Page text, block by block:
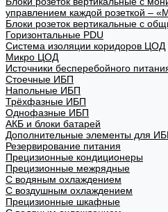
управлением каждой розеткой –
Блоки розеток вертикальные с
Горизонтальные PDU
Система изоляции коридоров ЦОД
Микро ЦОД
Источники бесперебойного
Стоечные ИБП
Напольные ИБП
Трёхфазные ИБП
Однофазные ИБП
АКБ и блоки батарей
Дополнительные элементы для
Резервирование питания
Прецизионные кондиционеры
Прецизионные межрядные
С водяным охлаждением
С воздушным охлаждением
Прецизионные шкафные